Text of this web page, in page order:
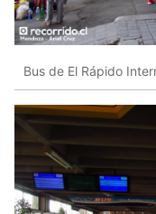
Bus de El Rápido